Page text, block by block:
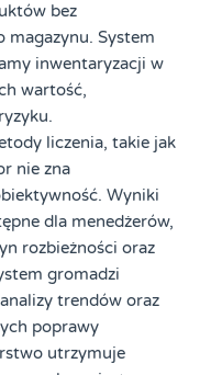
bez
magazynu. System
inwentaryzacji w
wartość,
liczenia, takie jak
nie zna
Wyniki
dla menedżerów,
rozbieżności oraz
gromadzi
trendów oraz
poprawy
utrzymuje